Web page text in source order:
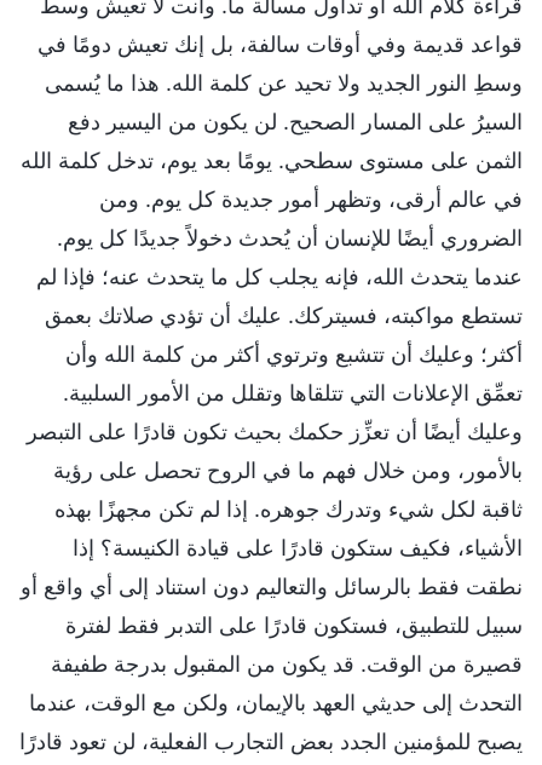
قواعد قديمة وفي أوقات سالفة، بل إنك تعيش دومًا في
وسطِ النور الجديد ولا تحيد عن كلمة الله. هذا ما يُسمى
السيرُ على المسار الصحيح. لن يكون من اليسير دفع
الثمن على مستوى سطحي. يومًا بعد يوم، تدخل كلمة الله
في عالم أرقى، وتظهر أمور جديدة كل يوم. ومن
الضروري أيضًا للإنسان أن يُحدث دخولاً جديدًا كل يوم.
عندما يتحدث الله، فإنه يجلب كل ما يتحدث عنه؛ فإذا لم
تستطع مواكبته، فسيتركك. عليك أن تؤدي صلاتك بعمق
أكثر؛ وعليك أن تتشبع وترتوي أكثر من كلمة الله وأن
تعمِّق الإعلانات التي تتلقاها وتقلل من الأمور السلبية.
وعليك أيضًا أن تعزِّز حكمك بحيث تكون قادرًا على التبصر
بالأمور، ومن خلال فهم ما في الروح تحصل على رؤية
ثاقبة لكل شيء وتدرك جوهره. إذا لم تكن مجهزًا بهذه
الأشياء، فكيف ستكون قادرًا على قيادة الكنيسة؟ إذا
نطقت فقط بالرسائل والتعاليم دون استناد إلى أي واقع أو
سبيل للتطبيق، فستكون قادرًا على التدبر فقط لفترة
قصيرة من الوقت. قد يكون من المقبول بدرجة طفيفة
التحدث إلى حديثي العهد بالإيمان، ولكن مع الوقت، عندما
يصبح للمؤمنين الجدد بعض التجارب الفعلية، لن تعود قادرًا